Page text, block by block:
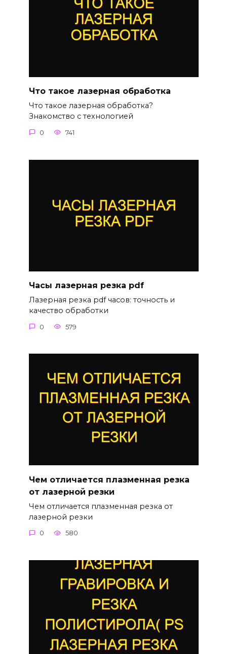
Что такое лазерная обработка
Что такое лазерная обработка?
Знакомство с технологией
0 741
Часы лазерная резка pdf
Лазерная резка pdf часов: точность и
качество обработки
0 579
Чем отличается плазменная резка
от лазерной резки
Чем отличается плазменная резка от
лазерной резки
0 580